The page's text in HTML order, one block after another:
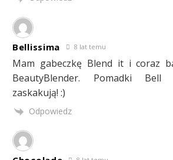
Bellissima 8 lat temu
Mam gabeczkę Blend it i coraz
BeautyBlender. Pomadki Bell
zaskakują! :)
Odpowiedz